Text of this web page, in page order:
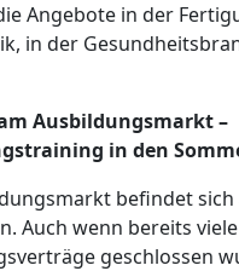
Angebote in der
in der
Ausbildungsmarkt –
in den
befindet
Auch wenn bereits viele
geschlossen